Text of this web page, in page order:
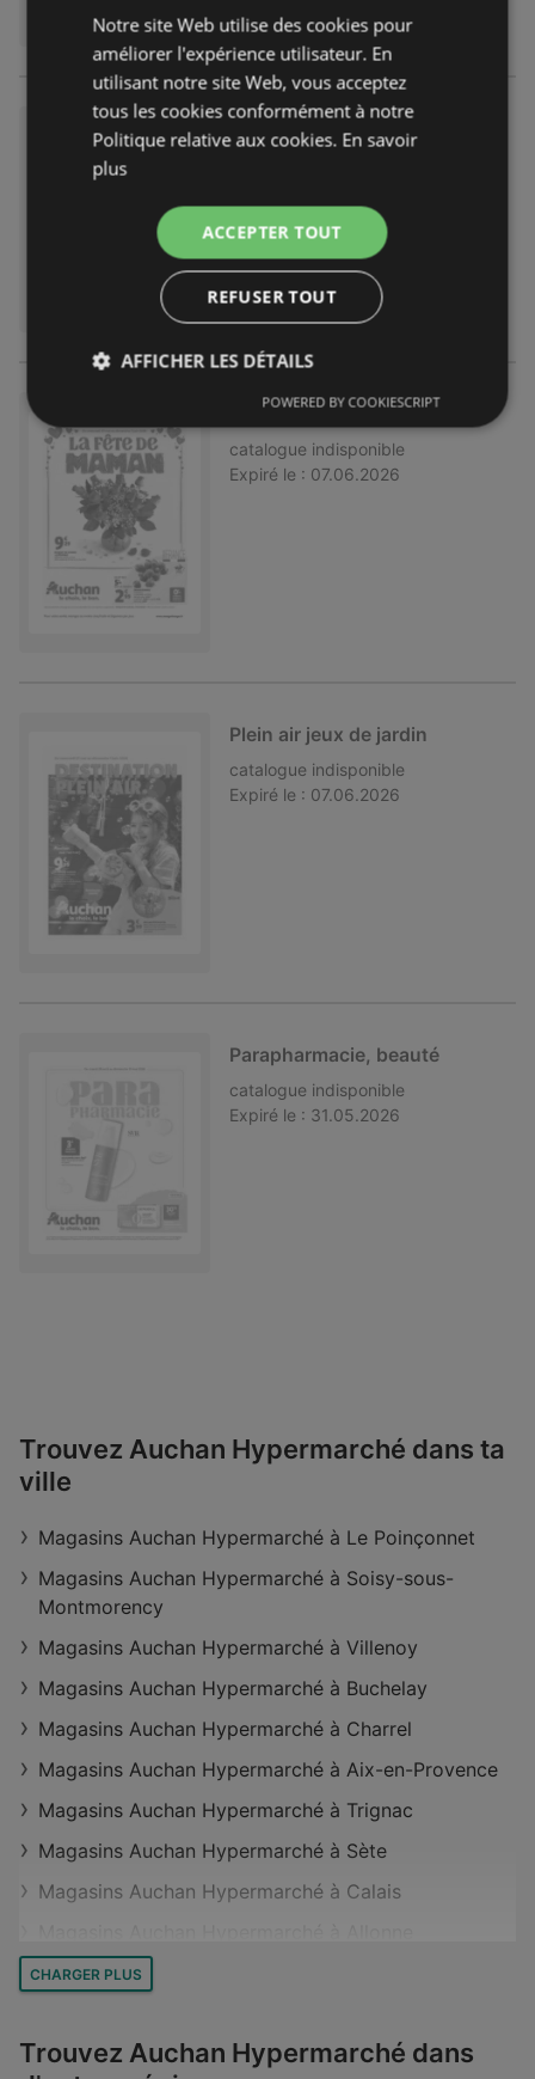
Venez faire votre marché dans
votre HYPER
Expiré le : 14.06.2026
Promos XXL halles hypers
catalogue indisponible
Expiré le : 07.06.2026
Plein air jeux de jardin
catalogue indisponible
Expiré le : 07.06.2026
Parapharmacie, beauté
catalogue indisponible
Expiré le : 31.05.2026
Trouvez Auchan Hypermarché dans ta
ville
Magasins Auchan Hypermarché à Le Poinçonnet
Magasins Auchan Hypermarché à Soisy-sous-
Montmorency
Magasins Auchan Hypermarché à Villenoy
Magasins Auchan Hypermarché à Buchelay
Magasins Auchan Hypermarché à Charrel
Magasins Auchan Hypermarché à Aix-en-Provence
Magasins Auchan Hypermarché à Trignac
Magasins Auchan Hypermarché à Sète
Magasins Auchan Hypermarché à Calais
Magasins Auchan Hypermarché à Dainville
Magasins Auchan Hypermarché à Woippy
CHARGER PLUS
Trouvez Auchan Hypermarché dans
Notre site Web utilise des cookies pour
améliorer l'expérience utilisateur. En
utilisant notre site Web, vous acceptez
tous les cookies conformément à notre
Politique relative aux cookies. En savoir
plus
ACCEPTER TOUT
REFUSER TOUT
AFFICHER LES DÉTAILS
POWERED BY COOKIESCRIPT